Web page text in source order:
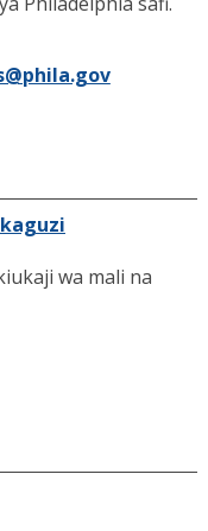
wa mali na